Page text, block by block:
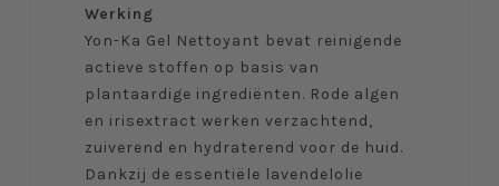
Werking
Yon-Ka Gel Nettoyant bevat reinigende
actieve stoffen op basis van
plantaardige ingrediënten. Rode algen
en irisextract werken verzachtend,
zuiverend en hydraterend voor de huid.
Dankzij de essentiële lavendelolie